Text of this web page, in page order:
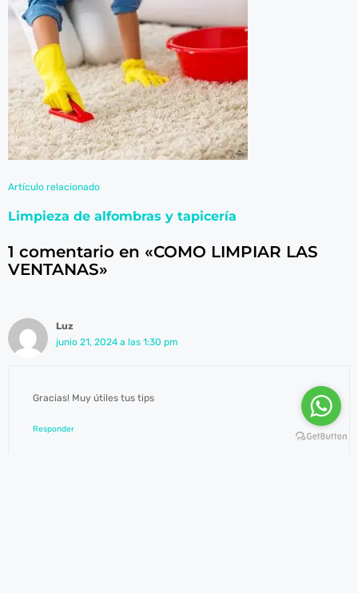
Artículo relacionado
Limpieza de alfombras y tapicería
1 comentario en «COMO LIMPIAR LAS
VENTANAS»
Luz
junio 21, 2024 a las 1:30 pm
Gracias! Muy útiles tus tips
Responder